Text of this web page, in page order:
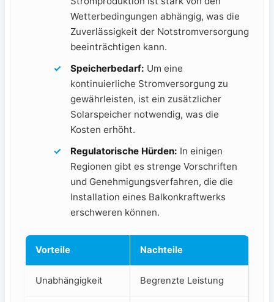
Wetterbedingungen abhängig,​ was die
‌Zuverlässigkeit der Notstromversorgung
beeinträchtigen‌ kann.
Speicherbedarf: Um eine
kontinuierliche Stromversorgung zu
gewährleisten, ist ein zusätzlicher‌
Solarspeicher notwendig, was die‍
Kosten erhöht.
Regulatorische⁣ Hürden: In einigen
Regionen gibt es strenge Vorschriften
und Genehmigungsverfahren, die die‌
Installation eines Balkonkraftwerks
erschweren können.
Vorteile Nachteile
Unabhängigkeit Begrenzte Leistung